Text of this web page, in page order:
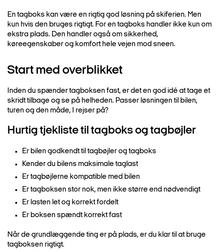
En tagboks kan være en rigtig god løsning på skiferien. Men
kun hvis den bruges rigtigt. For en tagboks handler ikke kun om
ekstra plads. Den handler også om sikkerhed,
køreegenskaber og komfort hele vejen mod sneen.
Start med overblikket
Inden du spænder tagboksen fast, er det en god idé at tage et
skridt tilbage og se på helheden. Passer løsningen til bilen,
turen og den måde, I rejser på?
Hurtig tjekliste til tagboks og tagbøjler
Er bilen godkendt til tagbøjler og tagboks
Kender du bilens maksimale taglast
Er tagbøjlerne kompatible med bilen
Er tagboksen stor nok, men ikke større end nødvendigt
Er lasten let og korrekt fordelt
Er boksen spændt korrekt fast
Når de grundlæggende ting er på plads, er du klar til at bruge
tagboksen rigtigt.